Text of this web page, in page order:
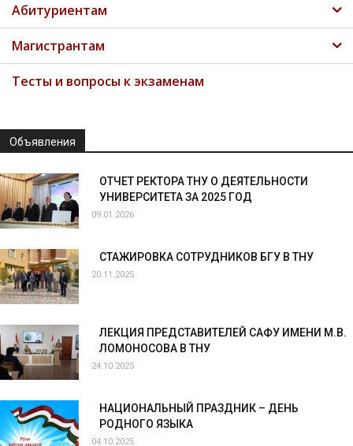
Абитуриентам
Магистрантам
Тесты и вопросы к экзаменам
Объявления
ОТЧЕТ РЕКТОРА ТНУ О ДЕЯТЕЛЬНОСТИ
УНИВЕРСИТЕТА ЗА 2025 ГОД
09.01.2026
СТАЖИРОВКА СОТРУДНИКОВ БГУ В ТНУ
20.11.2025
ЛЕКЦИЯ ПРЕДСТАВИТЕЛЕЙ САФУ ИМЕНИ М.В.
ЛОМОНОСОВА В ТНУ
24.10.2025
НАЦИОНАЛЬНЫЙ ПРАЗДНИК – ДЕНЬ
РОДНОГО ЯЗЫКА
04.10.2025